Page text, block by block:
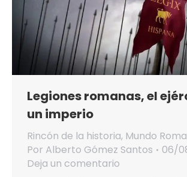
Legiones romanas, el
un imperio
Rincón de la historia, Mundo
Por Alberto Gómez Santos
06/
Deja un comentario